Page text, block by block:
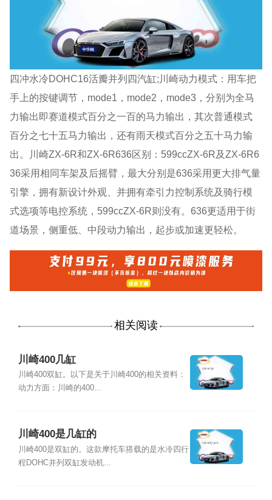
四冲水冷DOHC16活瓣并列四汽缸;川崎动力模式：用车把
手上的按键调节，mode1，mode2，mode3，分别为全马
力输出即赛道模式百分之一百的马力输出，其次普通模式
百分之七十五马力输出，还有雨天模式百分之五十马力输
出。川崎ZX-6R和ZX-6R636区别：599ccZX-6R及ZX-6R6
36采用相同车架及后摇臂，最大分别是636采用更大排气量
引擎，拥有新设计外观、并拥有牵引力控制系统及骑行模
式选项等电控系统，599ccZX-6R则没有。636更适用于街
道场景，侧重低、中段动力输出，起步或加速更轻松。
相关阅读
川崎400几缸
川崎400双缸。以下是关于川崎400的相关资料：
动力方面：川崎的400...
川崎400是几缸的
川崎400是双缸的。这款摩托车搭载的是水冷四行
程DOHC并列双缸发动机...